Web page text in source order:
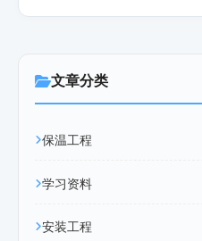
文章分类
保温工程
学习资料
安装工程